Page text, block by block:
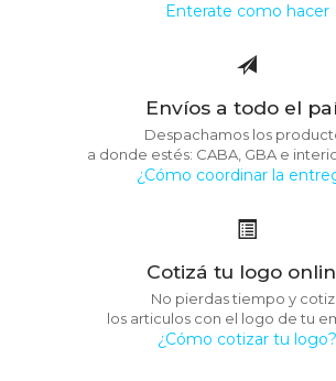
Enterate como hacer
Envíos a todo el
Despachamos los
a donde estés: CABA, GBA e
¿Cómo coordinar la
Cotizá tu logo
No pierdas tiempo y
los articulos con el logo de tu
¿Cómo cotizar tu logo?